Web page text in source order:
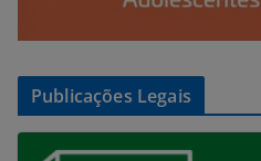
Publicações Legais